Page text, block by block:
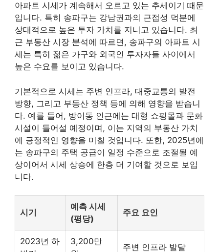
아파트 시세가 계속해서 오르고 있는 추세이기 때문
입니다. 특히 송파구는 강남권과의 근접성 덕분에
상대적으로 높은 투자 가치를 지니고 있습니다. 최
근 부동산 시장 분석에 따르면, 송파구의 아파트 시
세는 특히 젊은 가구와 외국인 투자자들 사이에서
높은 수요를 보이고 있습니다.
기본적으로 시세는 주변 인프라, 대중교통의 발전
방향, 그리고 부동산 정책 등에 의해 영향을 받습니
다. 예를 들어, 방이동 인근에는 대형 쇼핑몰과 문화
시설이 들어설 예정이며, 이는 지역의 부동산 가치
에 긍정적인 영향을 미칠 것입니다. 또한, 2025년에
는 송파구의 주택 공급이 일정 수준으로 조절될 예
상이어서 시세 상승에 한층 더 기여할 것으로 보입
니다.
시기
예측 시세
(평당)
주요 요인
2023년 하
3,200만
주변 인프라 발달